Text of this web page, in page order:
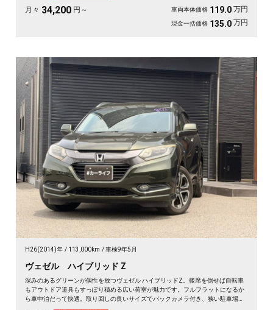
こだわる方に《1年保証付》💫
月々 34,200 円～ 車両本体価格 119.0 万円
現金一括価格 135.0 万円
H26(2014)年 113,000km 車検9年5月
ヴェゼル ハイブリッド Z
深みのあるグリーンが個性を放つヴェゼル ハイブリッドZ。後席を倒せば自転車
もアウトドア道具もすっぽり積める広い荷室が魅力です。フルフラットになるか
ら車中泊だって快適。取り回しの良いサイズでバックカメラ付き、狭い駐車場も